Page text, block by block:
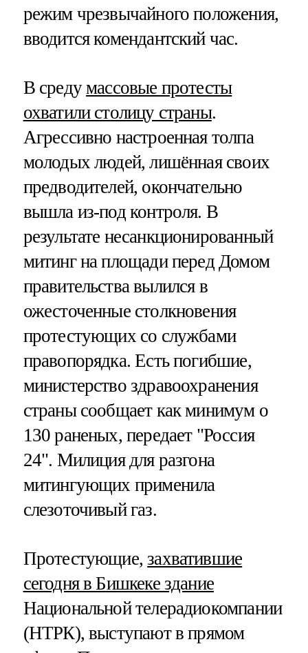
режим чрезвычайного положения,
вводится комендантский час.
В средумассовые протесты
охватили столицу страны.
Агрессивно настроенная толпа
молодых людей, лишённая своих
предводителей, окончательно
вышла из-под контроля. В
результате несанкционированный
митинг на площади перед Домом
правительства вылился в
ожесточенные столкновения
протестующих со службами
правопорядка. Есть погибшие,
министерство здравоохранения
страны сообщает как минимум о
130 раненых, передает "Россия
24". Милиция для разгона
митингующих применила
слезоточивый газ.
Протестующие,захватившие
сегодня в Бишкеке здание
Национальной телерадиокомпании
(НТРК), выступают в прямом